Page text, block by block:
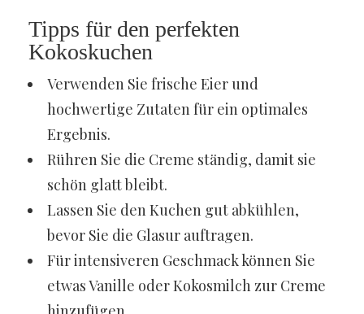
Tipps für den perfekten
Kokoskuchen
Verwenden Sie frische Eier und
hochwertige Zutaten für ein optimales
Ergebnis.
Rühren Sie die Creme ständig, damit sie
schön glatt bleibt.
Lassen Sie den Kuchen gut abkühlen,
bevor Sie die Glasur auftragen.
Für intensiveren Geschmack können Sie
etwas Vanille oder Kokosmilch zur Creme